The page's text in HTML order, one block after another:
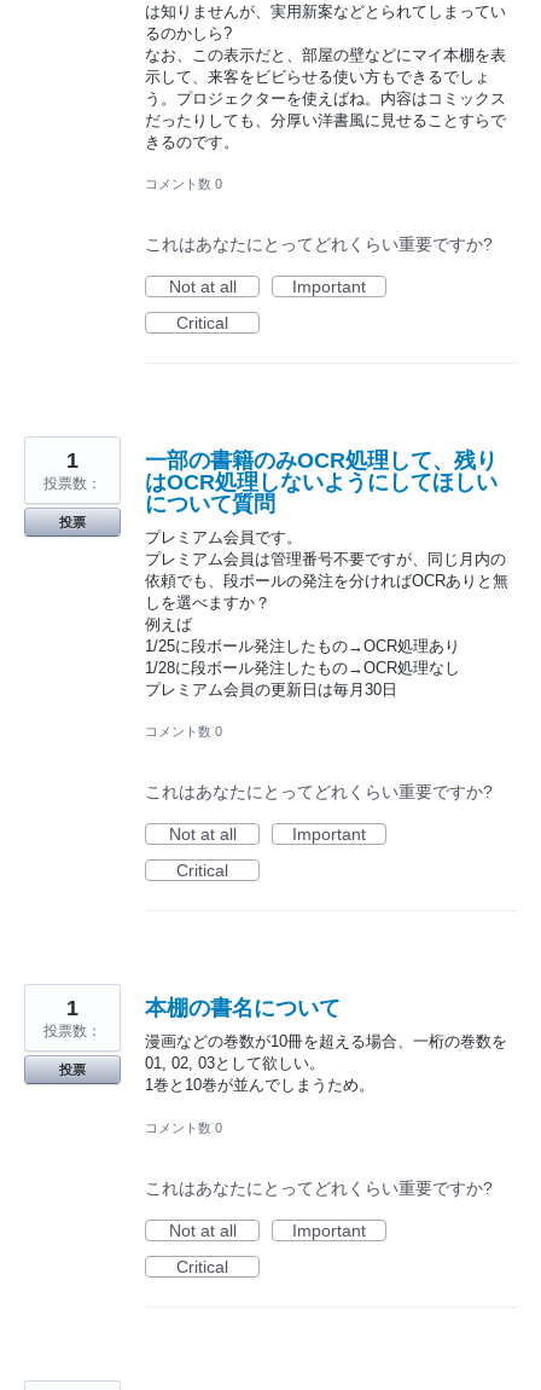
は知りませんが、実用新案などとられてしまってい
るのかしら?
なお、この表示だと、部屋の壁などにマイ本棚を表
示して、来客をビビらせる使い方もできるでしょ
う。プロジェクターを使えばね。内容はコミックス
だったりしても、分厚い洋書風に見せることすらで
きるのです。
コメント数 0
これはあなたにとってどれくらい重要ですか?
Not at all
Important
Critical
一部の書籍のみOCR処理して、残り
はOCR処理しないようにしてほしい
について質問
プレミアム会員です。
プレミアム会員は管理番号不要ですが、同じ月内の
依頼でも、段ボールの発注を分ければOCRありと無
しを選べますか？
例えば
1/25に段ボール発注したもの→OCR処理あり
1/28に段ボール発注したもの→OCR処理なし
プレミアム会員の更新日は毎月30日
1
投票数：
投票
コメント数 0
これはあなたにとってどれくらい重要ですか?
Not at all
Important
Critical
本棚の書名について
漫画などの巻数が10冊を超える場合、一桁の巻数を
01, 02, 03として欲しい。
1巻と10巻が並んでしまうため。
1
投票数：
投票
コメント数 0
これはあなたにとってどれくらい重要ですか?
Not at all
Important
Critical